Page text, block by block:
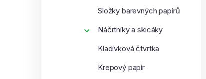
Složky barevných papírů
Náčrtníky a skicáky
Kladívková čtvrtka
Krepový papír